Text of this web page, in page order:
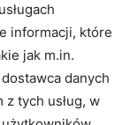
informacji, które
jak m.in.
danych
z tych usług, w